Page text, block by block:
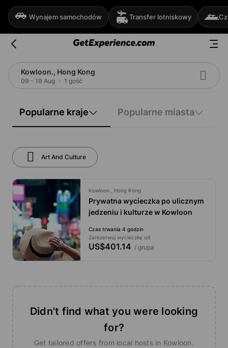
Wynajem samochodów Transfer lotniskowy
Kowloon., Hong Kong
09 - 19 Aug 1 gość
Popularne kraje Popularne miasta
Art And Culture
Kowloon., Hong Kong
Prywatna wycieczka po ulicznym
jedzeniu i kulturze w Kowloon
Czas trwania 4 godzin
Zarezerwuj wycieczkę od
US$401.14 / grupa
Didn't find what you were looking
for?
Get tailored offers from local hosts in Kowloon.